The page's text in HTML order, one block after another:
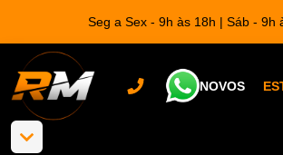
Seg a Sex - 9h às 18h | Sáb - 9h
NOVOS